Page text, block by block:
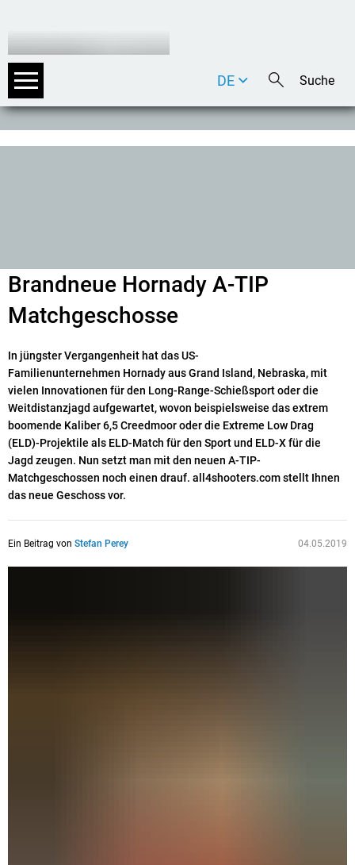
DE
EN
Brandneue Hornady A-TIP
Matchgeschosse
In jüngster Vergangenheit hat das US-
Familienunternehmen Hornady aus Grand Island, Nebraska, mit
vielen Innovationen für den Long-Range-Schießsport oder die
Weitdistanzjagd aufgewartet, wovon beispielsweise das extrem
boomende Kaliber 6,5 Creedmoor oder die Extreme Low Drag
(ELD)-Projektile als ELD-Match für den Sport und ELD-X für die
Jagd zeugen. Nun setzt man mit den neuen A-TIP-
Matchgeschossen noch einen drauf. all4shooters.com stellt Ihnen
das neue Geschoss vor.
Ein Beitrag von Stefan Perey 04.05.2019